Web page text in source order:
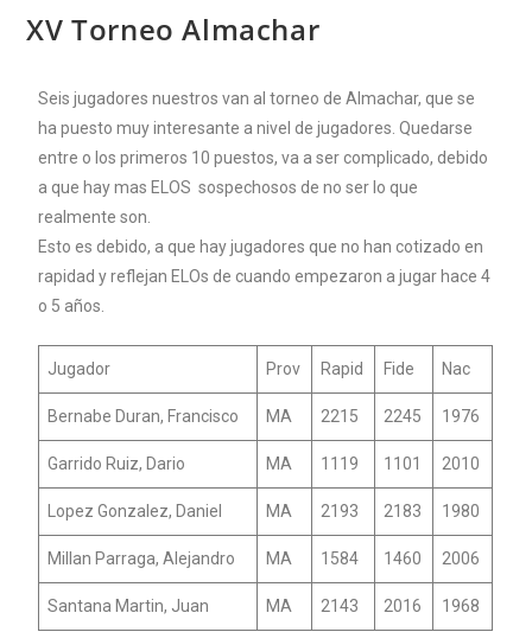
XV Torneo Almachar
Seis jugadores nuestros van al torneo de Almachar, que se
ha puesto muy interesante a nivel de jugadores. Quedarse
entre o los primeros 10 puestos, va a ser complicado, debido
a que hay mas ELOS sospechosos de no ser lo que
realmente son.
Esto es debido, a que hay jugadores que no han cotizado en
rapidad y reflejan ELOs de cuando empezaron a jugar hace 4
o 5 años.
Jugador Prov Rapid Fide Nac
Bernabe Duran, Francisco MA 2215 2245 1976
Garrido Ruiz, Dario MA 1119 1101 2010
Lopez Gonzalez, Daniel MA 2193 2183 1980
Millan Parraga, Alejandro MA 1584 1460 2006
Santana Martin, Juan MA 2143 2016 1968